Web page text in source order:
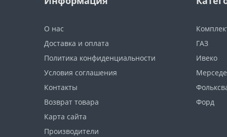
О нас
Доставка и оплата
Политика конфиденциальности
Условия соглашения
Контакты
Возврат товара
Карта сайта
Производители
ГАЗ
Ивеко
Форд